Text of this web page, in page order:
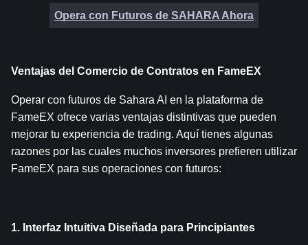
Opera con Futuros de SAHARA Ahora
Ventajas del Comercio de Contratos en FameEX
Operar con futuros de Sahara AI en la plataforma de
FameEX ofrece varias ventajas distintivas que pueden
mejorar tu experiencia de trading. Aquí tienes algunas
razones por las cuales muchos inversores prefieren utilizar
FameEX para sus operaciones con futuros:
1. Interfaz Intuitiva Diseñada para Principiantes